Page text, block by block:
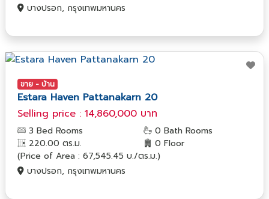
บางปรอก, กรุงเทพมหานคร
ขาย - บ้าน
Estara Haven Pattanakarn 20
Selling price : 14,860,000 บาท
3 Bed Rooms
0 Bath Rooms
220.00 ตร.ม.
0 Floor
(Price of Area : 67,545.45 บ./ตร.ม.)
บางปรอก, กรุงเทพมหานคร